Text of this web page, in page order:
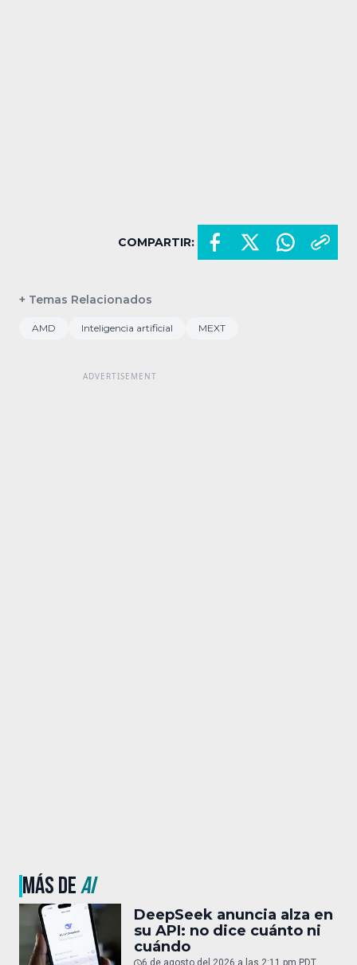
COMPARTIR:
+ Temas Relacionados
AMD Inteligencia artificial MEXT
MÁS DEAI
DeepSeek anuncia alza en
su API: no dice cuánto ni
cuándo
6 de agosto del 2026 a las 2:11 pm PDT